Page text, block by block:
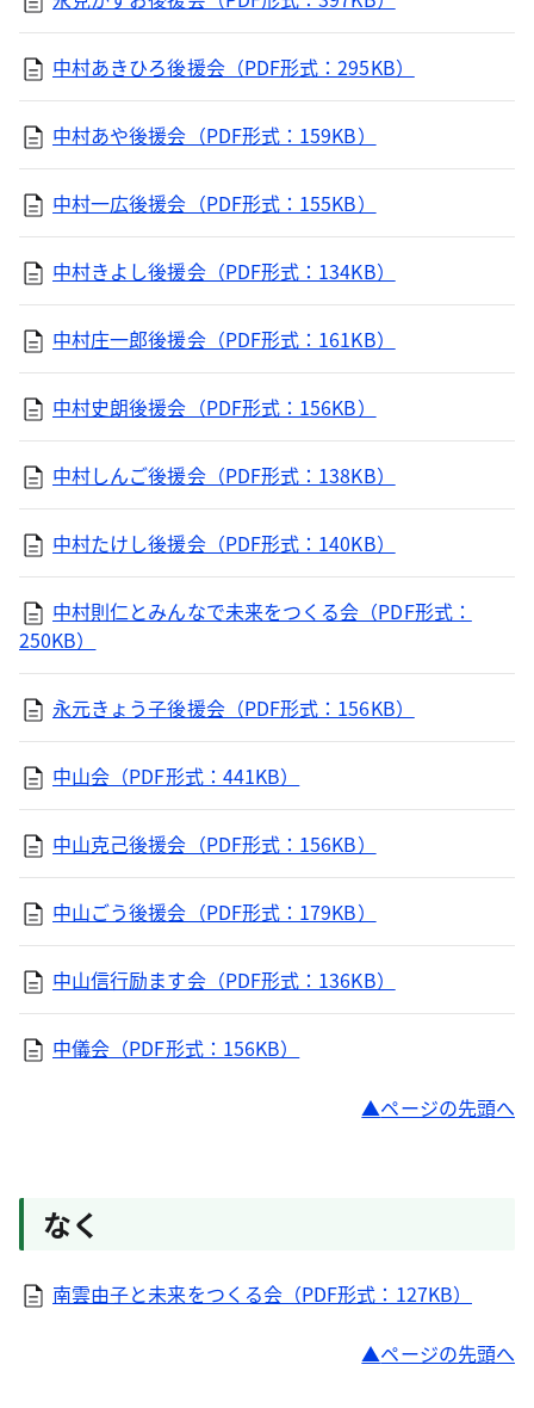
中村あきひろ後援会（PDF形式：295KB）
中村あや後援会（PDF形式：159KB）
中村一広後援会（PDF形式：155KB）
中村きよし後援会（PDF形式：134KB）
中村庄一郎後援会（PDF形式：161KB）
中村史朗後援会（PDF形式：156KB）
中村しんご後援会（PDF形式：138KB）
中村たけし後援会（PDF形式：140KB）
中村則仁とみんなで未来をつくる会（PDF形式：
250KB）
永元きょう子後援会（PDF形式：156KB）
中山会（PDF形式：441KB）
中山克己後援会（PDF形式：156KB）
中山ごう後援会（PDF形式：179KB）
中山信行励ます会（PDF形式：136KB）
中儀会（PDF形式：156KB）
ページの先頭へ
なく
南雲由子と未来をつくる会（PDF形式：127KB）
ページの先頭へ